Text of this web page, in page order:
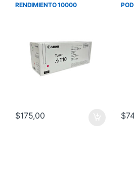
RENDIMIENTO 10000
$175,00 $